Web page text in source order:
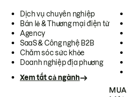
Dịch vụ chuyên nghiệp
Bán lẻ & Thương mại điện tử
Agency
SaaS & Công nghệ B2B
Chăm sóc sức khỏe
Doanh nghiệp địa phương
Xem tất cả ngành
MUA